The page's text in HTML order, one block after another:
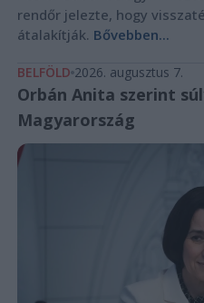
rendőr jelezte, hogy
átalakítják. Bővebben...
BELFÖLD 2026. augusztus 7.
Orbán Anita szerint
Magyarország